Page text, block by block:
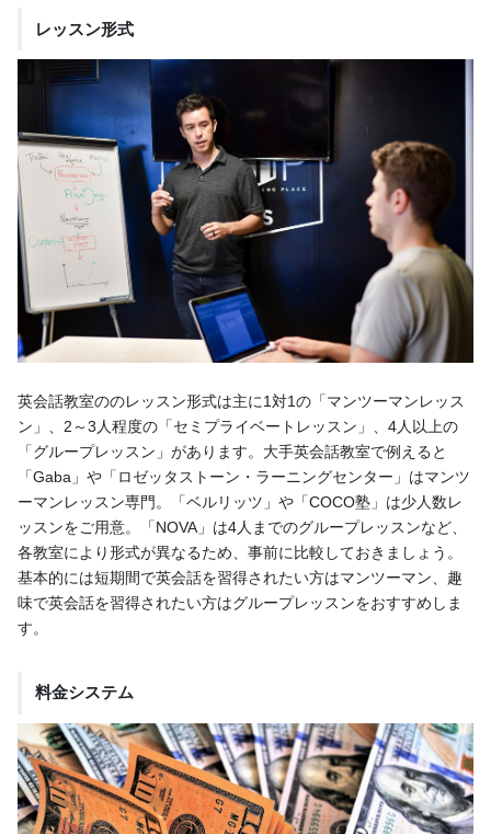
レッスン形式
英会話教室ののレッスン形式は主に1対1の「マンツーマンレッス
ン」、2～3人程度の「セミプライベートレッスン」、4人以上の
「グループレッスン」があります。大手英会話教室で例えると
「Gaba」や「ロゼッタストーン・ラーニングセンター」はマンツ
ーマンレッスン専門。「ベルリッツ」や「COCO塾」は少人数レ
ッスンをご用意。「NOVA」は4人までのグループレッスンなど、
各教室により形式が異なるため、事前に比較しておきましょう。
基本的には短期間で英会話を習得されたい方はマンツーマン、趣
味で英会話を習得されたい方はグループレッスンをおすすめしま
す。
料金システム